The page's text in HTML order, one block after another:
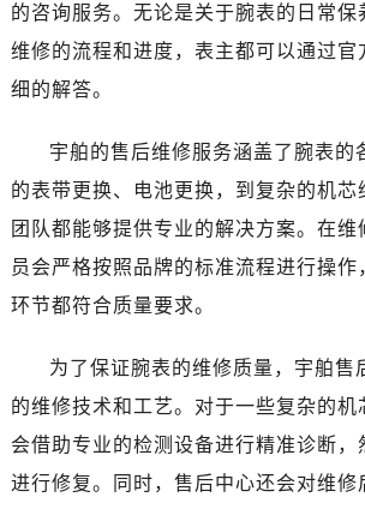
的咨询服务。无论是关于腕表的日常保
维修的流程和进度，表主都可以通过官
细的解答。
宇舶的售后维修服务涵盖了腕表的
的表带更换、电池更换，到复杂的机芯
团队都能够提供专业的解决方案。在维
员会严格按照品牌的标准流程进行操作
环节都符合质量要求。
为了保证腕表的维修质量，宇舶售
的维修技术和工艺。对于一些复杂的机
会借助专业的检测设备进行精准诊断，
进行修复。同时，售后中心还会对维修